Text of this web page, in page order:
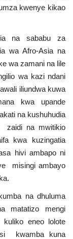
kwenye kikao
na sababu za
wa Afro-Asia na
wa zamani na lile
wa kazi ndani
iliundwa kuwa
kwa upande
na kushuhudia
zaidi na mwitikio
kwa kuzingatia
hivi ambapo ni
misingi ambayo
na dhuluma
matatizo mengi
eneo lolote
kwamba kuna